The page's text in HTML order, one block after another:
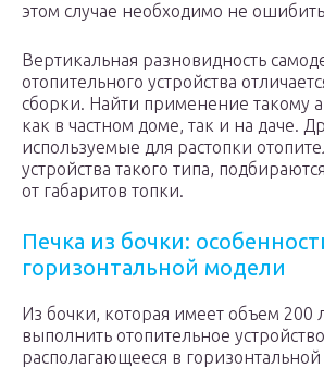
этом случае необходимо не
Вертикальная разновидность
отопительного устройства
сборки. Найти применение такому
как в частном доме, так и на даче.
используемые для растопки
устройства такого типа,
от габаритов топки.
Печка из бочки:
горизонтальной модели
Из бочки, которая имеет объем 200
выполнить отопительное
располагающееся в горизонтальной